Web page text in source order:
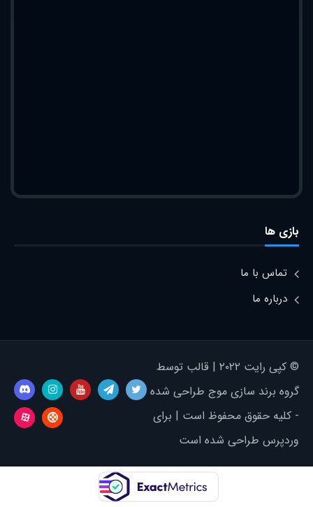
بازی ها
تماس با ما
درباره ما
© کپی رایت ۲۰۲۲ | قالب توسط
گروه برند سازی موج طراحی شده
- کلیه حقوق محفوظ است | برای
وردپرس طراحی شده است